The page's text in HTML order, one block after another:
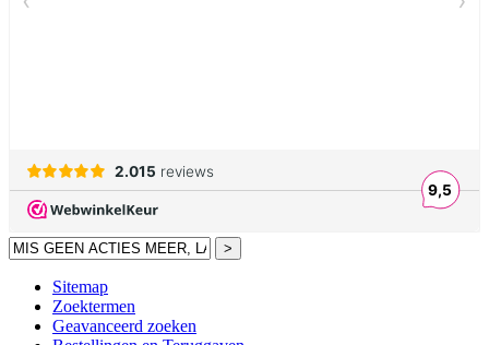
>
Sitemap
Zoektermen
Geavanceerd zoeken